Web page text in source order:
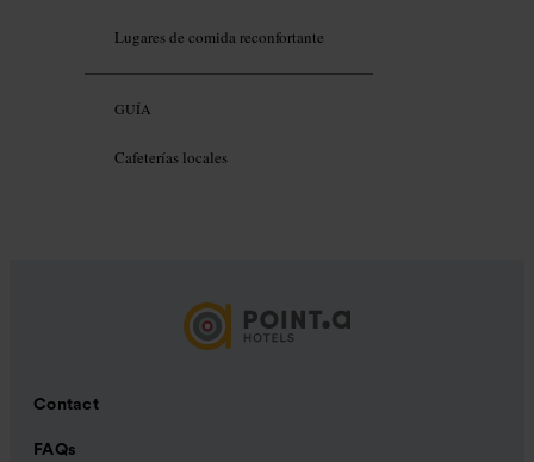
Lugares de comida reconfortante
GUÍA
Cafeterías locales
Contact
FAQs